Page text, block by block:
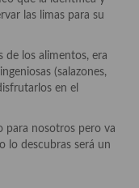
tostas y
las limas para su
de los alimentos, era
(salazones,
en el
para nosotros pero va
lo descubras será un